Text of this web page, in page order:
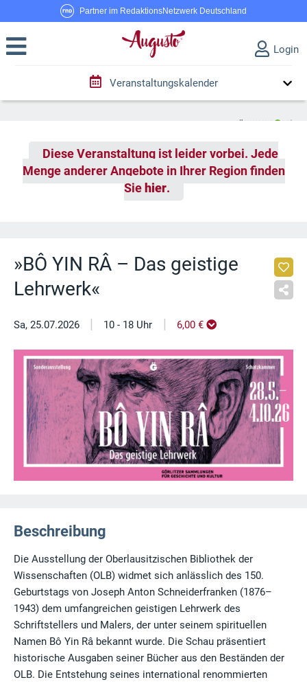
Partner im RedaktionsNetzwerk Deutschland
Login
Veranstaltungskalender
Diese Veranstaltung ist leider vorbei. Jede
Menge anderer Angebote in Ihrer Region finden
Sie hier.
»BÔ YIN RÂ – Das geistige
Lehrwerk«
Sa, 25.07.2026 | 10 - 18 Uhr | 6,00 €
Beschreibung
Die Ausstellung der Oberlausitzischen Bibliothek der
Wissenschaften (OLB) widmet sich anlässlich des 150.
Geburtstags von Joseph Anton Schneiderfranken (1876–
1943) dem umfangreichen geistigen Lehrwerk des
Schriftstellers und Malers, der unter seinem spirituellen
Namen Bô Yin Râ bekannt wurde. Die Schau präsentiert
historische Ausgaben seiner Bücher aus den Beständen der
OLB. Die Entstehung seines international renommierten